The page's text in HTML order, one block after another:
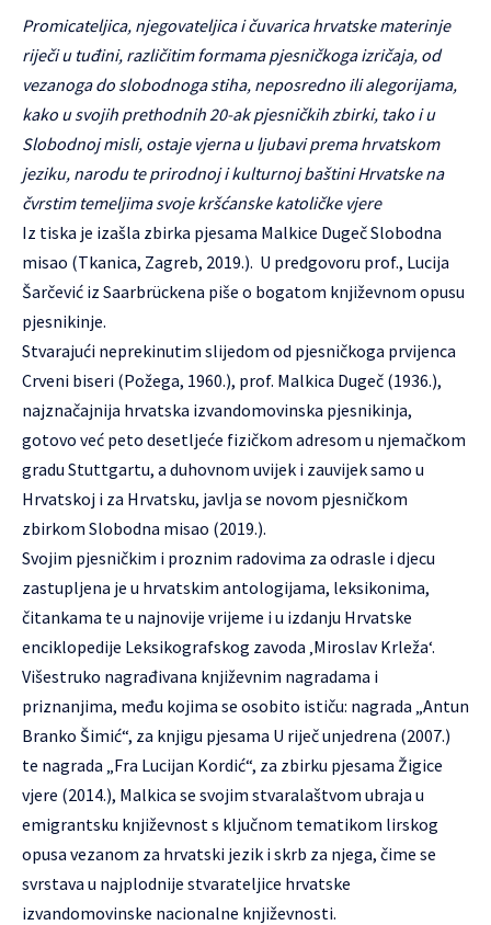
Promicateljica, njegovateljica i čuvarica hrvatske materinje
riječi u tuđini, različitim formama pjesničkoga izričaja, od
vezanoga do slobodnoga stiha, neposredno ili alegorijama,
kako u svojih prethodnih 20-ak pjesničkih zbirki, tako i u
Slobodnoj misli, ostaje vjerna u ljubavi prema hrvatskom
jeziku, narodu te prirodnoj i kulturnoj baštini Hrvatske na
čvrstim temeljima svoje kršćanske katoličke vjere
Iz tiska je izašla zbirka pjesama Malkice Dugeč Slobodna
misao (Tkanica, Zagreb, 2019.). U predgovoru prof., Lucija
Šarčević iz Saarbrückena piše o bogatom književnom opusu
pjesnikinje.
Stvarajući neprekinutim slijedom od pjesničkoga prvijenca
Crveni biseri (Požega, 1960.), prof. Malkica Dugeč (1936.),
najznačajnija hrvatska izvandomovinska pjesnikinja,
gotovo već peto desetljeće fizičkom adresom u njemačkom
gradu Stuttgartu, a duhovnom uvijek i zauvijek samo u
Hrvatskoj i za Hrvatsku, javlja se novom pjesničkom
zbirkom Slobodna misao (2019.).
Svojim pjesničkim i proznim radovima za odrasle i djecu
zastupljena je u hrvatskim antologijama, leksikonima,
čitankama te u najnovije vrijeme i u izdanju Hrvatske
enciklopedije Leksikografskog zavoda ‚Miroslav Krleža‘.
Višestruko nagrađivana književnim nagradama i
priznanjima, među kojima se osobito ističu: nagrada „Antun
Branko Šimić“, za knjigu pjesama U riječ unjedrena (2007.)
te nagrada „Fra Lucijan Kordić“, za zbirku pjesama Žigice
vjere (2014.), Malkica se svojim stvaralaštvom ubraja u
emigrantsku književnost s ključnom tematikom lirskog
opusa vezanom za hrvatski jezik i skrb za njega, čime se
svrstava u najplodnije stvarateljice hrvatske
izvandomovinske nacionalne književnosti.